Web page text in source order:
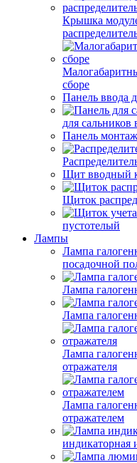
Крышка
сборе
Панель ввода
для
Панель
Щит вводный
Щиток
пустотелый
Лампы
Лампа
посадочной
Лампа
Лампа
Лампа
отражателя
Лампа
отражателем
индикаторная